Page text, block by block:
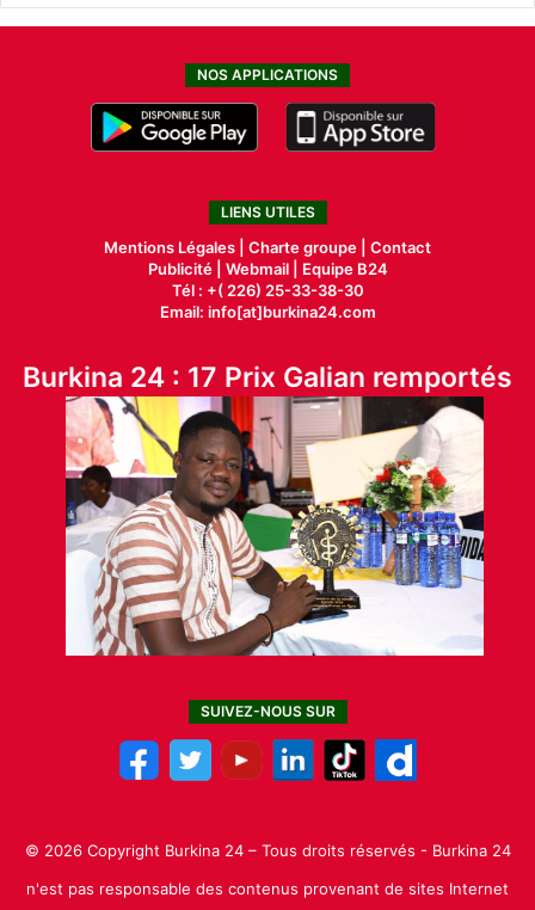
NOS APPLICATIONS
LIENS UTILES
Mentions Légales | Charte groupe | Contact
Publicité| Webmail |
Equipe B24
Tél : +( 226) 25-33-38-30
Email: info[at]burkina24.com
Burkina 24 : 17 Prix Galian remportés
SUIVEZ-NOUS SUR
© 2026 Copyright Burkina 24 – Tous droits réservés - Burkina 24
n'est pas responsable des contenus provenant de sites Internet